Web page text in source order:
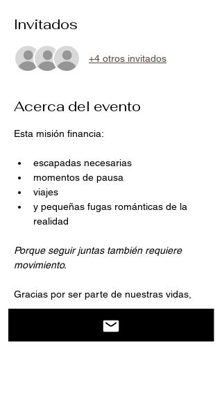
Invitados
+4 otros invitados
Acerca del evento
Esta misión financia:
escapadas necesarias
momentos de pausa
viajes
y pequeñas fugas románticas de la
realidad
Porque seguir juntas también requiere
movimiento.
Gracias por ser parte de nuestras vidas,